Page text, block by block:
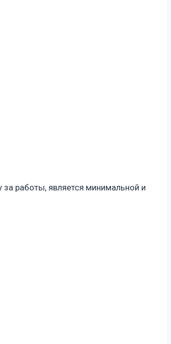
работы, является минимальной и